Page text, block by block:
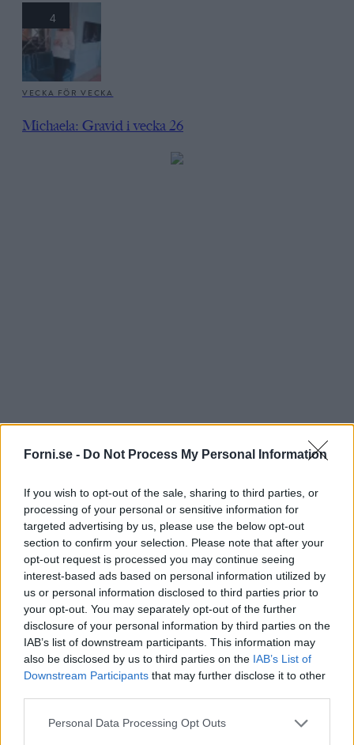
Forni.se - Do Not Process My Personal Information
If you wish to opt-out of the sale, sharing to third parties, or
processing of your personal or sensitive information for
targeted advertising by us, please use the below opt-out
section to confirm your selection. Please note that after your
opt-out request is processed you may continue seeing
interest-based ads based on personal information utilized by
us or personal information disclosed to third parties prior to
your opt-out. You may separately opt-out of the further
disclosure of your personal information by third parties on the
IAB’s list of downstream participants. This information may
also be disclosed by us to third parties on the IAB’s List of
Downstream Participants that may further disclose it to other
Personal Data Processing Opt Outs
4
VECKA FÖR VECKA
Michaela: Gravid i vecka 26